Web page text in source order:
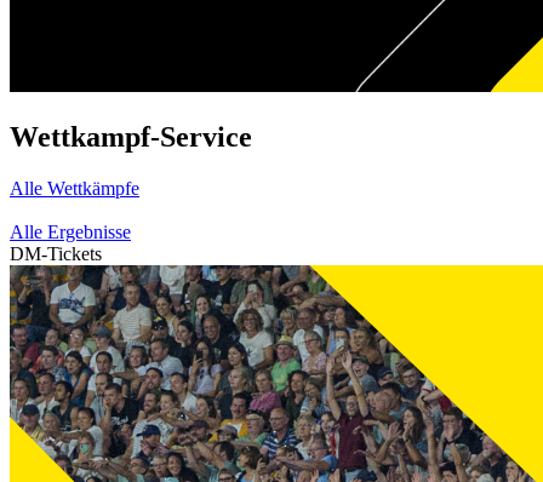
Wettkampf-Service
Alle Wettkämpfe
Alle Ergebnisse
DM-Tickets